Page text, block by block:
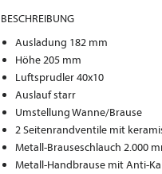
BESCHREIBUNG
Ausladung 182 mm
Höhe 205 mm
Luftsprudler 40x10
Auslauf starr
Umstellung Wanne/Brause
2 Seitenrandventile mit
Metall-Brauseschlauch 2.000
Metall-Handbrause mit Anti-